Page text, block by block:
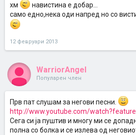
хм
навистина е добар...
само едно,нека оди напред но со
12 февруари 2013
WarriorAngel
Популарен член
Прв пат слушам за негови песни.
http://www.youtube.com/
Сега си ја пуштив и многу ми се
полна со болка и се излева од